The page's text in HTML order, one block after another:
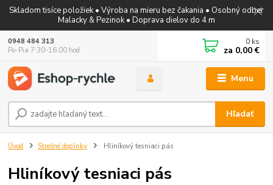
Skladom tisíce položiek • Výroba na mieru bez čakania • Osobný odber
Malacky & Pezinok • Doprava dielov do 4 m
Menu
Hľadať
0948 484 313
Po-Pia 7:30-16:00 hod
0 ks
za 0,00 €
Úvod Strešné doplnky Hliníkový tesniaci pás
Hliníkový tesniaci pás